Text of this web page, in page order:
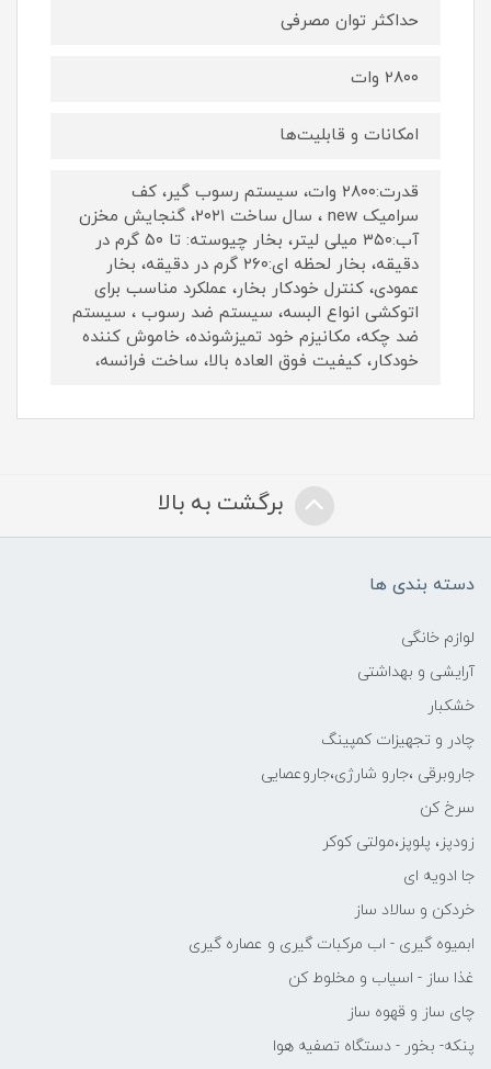
حداکثر توان مصرفی
۲۸۰۰ وات
امکانات و قابلیت‌ها
قدرت:۲۸۰۰ وات، سیستم رسوب گیر، کف
سرامیک new ، سال ساخت ۲۰۲۱، گنجايش مخزن
آب:۳۵۰ ميلى لیتر، بخار چیوسته: تا ۵۰ گرم در
دقيقه، بخار لحظه ای:۲۶۰ گرم در دقيقه، بخار
عمودى، کنترل خودکار بخار، عملکرد مناسب برای
اتوکشی انواع البسه، سيستم ضد رسوب ، سيستم
ضد چكه، مكانيزم خود تميزشونده، خاموش کننده
خودکار، کیفیت فوق العاده بالا، ساخت فرانسه،
برگشت به بالا
دسته بندی ها
لوازم خانگی
آرایشی و بهداشتی
خشکبار
چادر و تجهیزات کمپینگ
جاروبرقی ،جارو شارژی،جاروعصایی
سرخ کن
زودپز، پلوپز،مولتی کوکر
جا ادویه ای
خردکن و سالاد ساز
ابمیوه گیری - اب مرکبات گیری و عصاره گیری
غذا ساز - اسیاب و مخلوط کن
چای ساز و قهوه ساز
پنکه- بخور - دستگاه تصفیه هوا